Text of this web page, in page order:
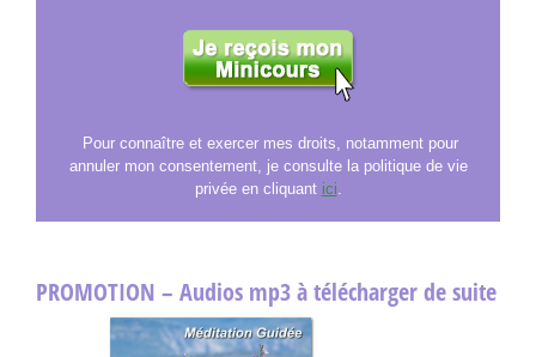
annuler mon consentement, je consulte la politique de vie
privée en cliquantici.